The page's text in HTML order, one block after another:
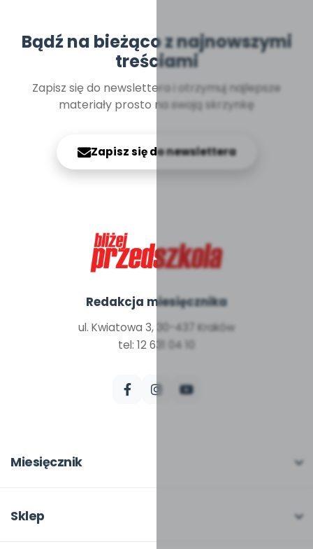
Bądź na bieżąco z najnowszymi
treściami
Zapisz się do newslettera i otrzymuj najlepsze
materiały prosto na swoją skrzynkę
Zapisz się do newslettera
Redakcja miesięcznika
ul. Kwiatowa 3, 30-437 Kraków
tel: 12 631 04 10
Miesięcznik
W numerze
Sklep